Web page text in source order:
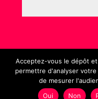
Mentions légales–
Création : Laurent
Acceptez-vous le dépôt
permettre d'analyser
de mesurer
Oui
Non